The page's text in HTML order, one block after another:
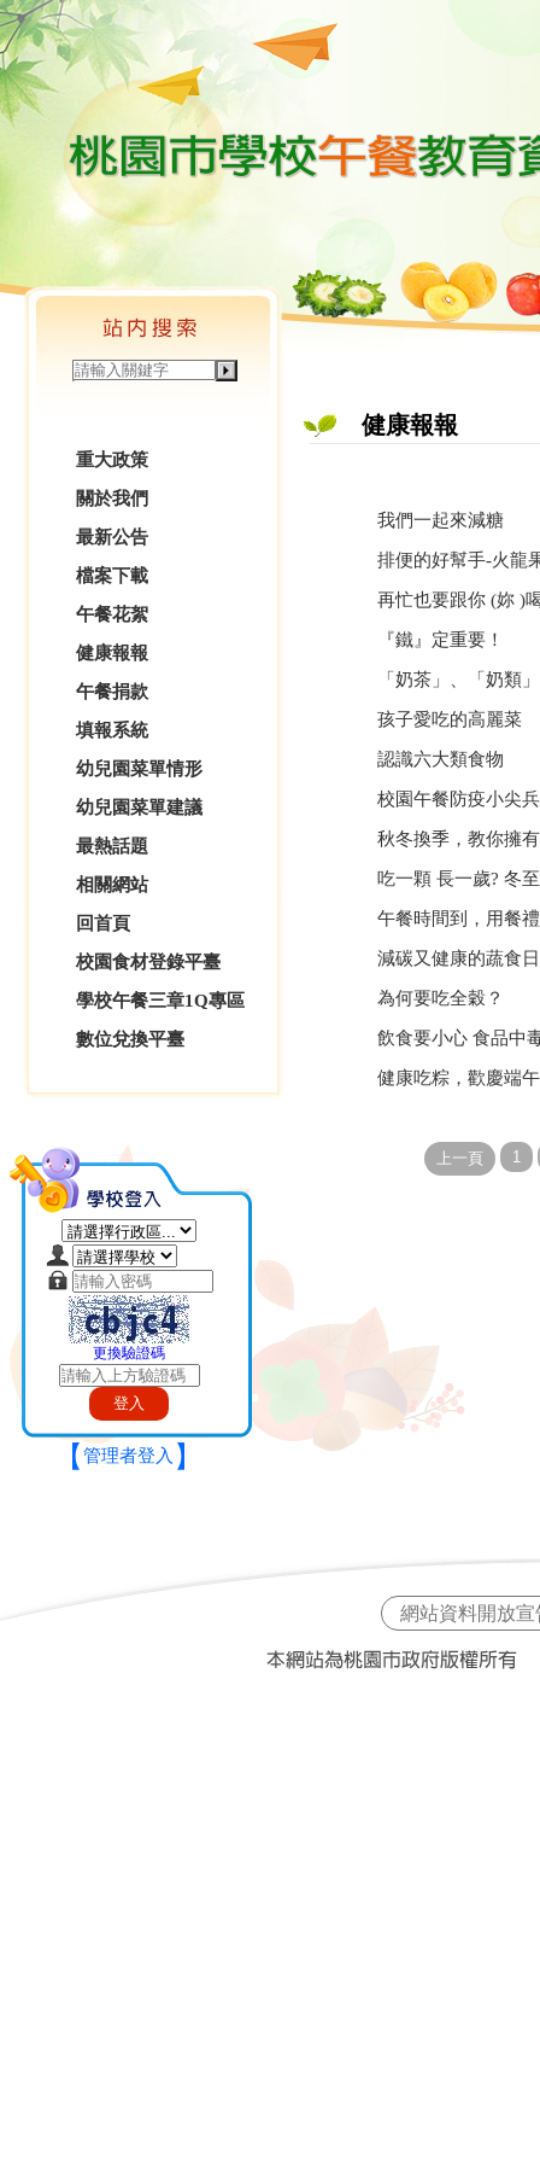
重大政策
關於我們
最新公告
檔案下載
午餐花絮
健康報報
午餐捐款
填報系統
幼兒園菜單情形
幼兒園菜單建議
最熱話題
相關網站
回首頁
校園食材登錄平臺
學校午餐三章1Q專區
數位兌換平臺
更換驗證碼
【管理者登入 】
健康報報
我們一起來減糖
排便的好幫手-火龍
再忙也要跟你 (妳 )
『鐵』定重要！
「奶茶」、「奶類
孩子愛吃的高麗菜
認識六大類食物
校園午餐防疫小尖兵
秋冬換季，教你擁
吃一顆 長一歲? 冬
午餐時間到，用餐
減碳又健康的蔬食日
為何要吃全穀？
飲食要小心 食品中
健康吃粽，歡慶端午
網站資料開放宣